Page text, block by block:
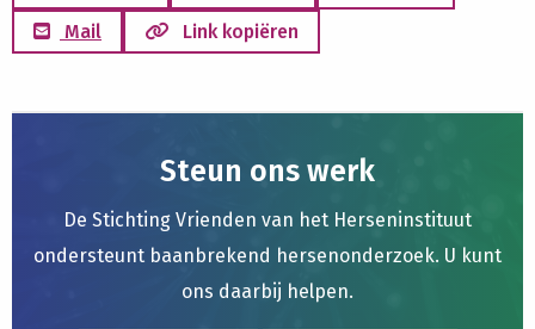
Mail
Link kopiëren
Steun ons werk
De Stichting Vrienden van het Herseninstituut
ondersteunt baanbrekend hersenonderzoek. U kunt
ons daarbij helpen.